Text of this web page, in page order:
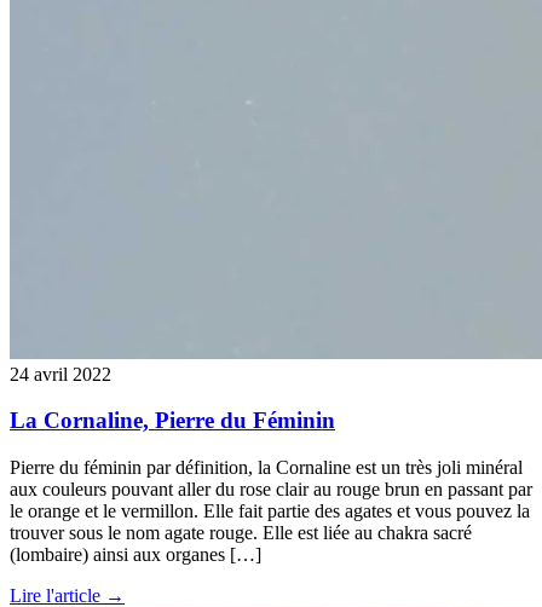
24 avril 2022
La Cornaline, Pierre du Féminin
Pierre du féminin par définition, la Cornaline est un très joli minéral
aux couleurs pouvant aller du rose clair au rouge brun en passant par
le orange et le vermillon. Elle fait partie des agates et vous pouvez la
trouver sous le nom agate rouge. Elle est liée au chakra sacré
(lombaire) ainsi aux organes […]
Lire l'article →